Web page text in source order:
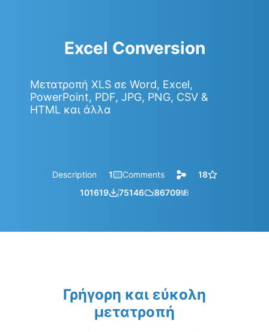
Excel Conversion
Μετατροπή XLS σε Word, Excel,
PowerPoint, PDF, JPG, PNG, CSV &
HTML και άλλα
Description 1 Comments
18
101619
75146 86709㎆︎
Γρήγορη και εύκολη
μετατροπή